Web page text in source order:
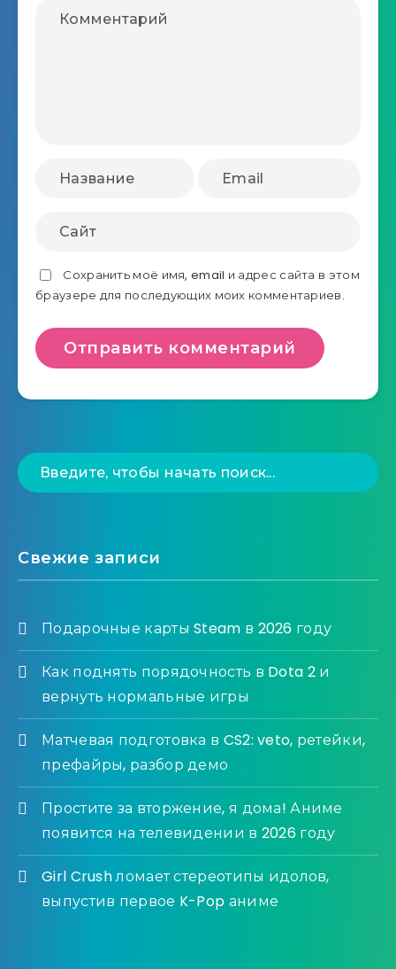
Сохранить моё имя, email и адрес сайта в этом
браузере для последующих моих комментариев.
Свежие записи
Подарочные карты Steam в 2026 году
Как поднять порядочность в Dota 2 и
вернуть нормальные игры
Матчевая подготовка в CS2: veto, ретейки,
префайры, разбор демо
Простите за вторжение, я дома! Аниме
появится на телевидении в 2026 году
Girl Crush ломает стереотипы идолов,
выпустив первое K-Pop аниме